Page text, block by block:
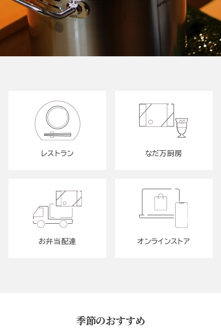
レストラン なだ万厨房
お弁当配達 オンラインストア
季節のおすすめ